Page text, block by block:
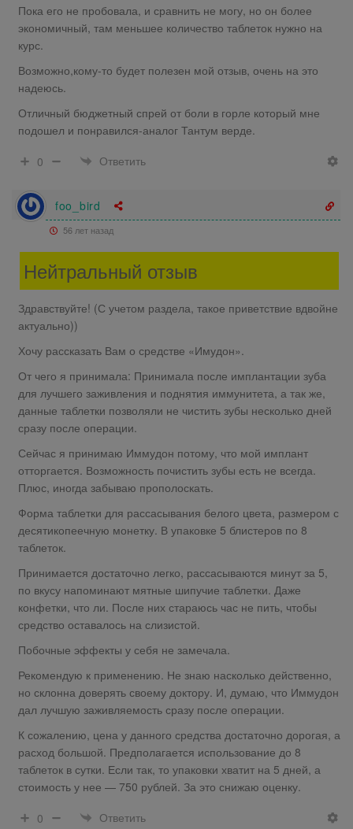
Пока его не пробовала, и сравнить не могу, но он более
экономичный, там меньшее количество таблеток нужно на
курс.
Возможно,кому-то будет полезен мой отзыв, очень на это
надеюсь.
Отличный бюджетный спрей от боли в горле который мне
подошел и понравился-аналог Тантум верде.
0
Ответить
foo_bird
56 лет назад
Нейтральный отзыв
Здравствуйте! (С учетом раздела, такое приветствие вдвойне
актуально))
Хочу рассказать Вам о средстве «Имудон».
От чего я принимала: Принимала после имплантации зуба
для лучшего заживления и поднятия иммунитета, а так же,
данные таблетки позволяли не чистить зубы несколько дней
сразу после операции.
Сейчас я принимаю Иммудон потому, что мой имплант
отторгается. Возможность почистить зубы есть не всегда.
Плюс, иногда забываю прополоскать.
Форма таблетки для рассасывания белого цвета, размером с
десятикопеечную монетку. В упаковке 5 блистеров по 8
таблеток.
Принимается достаточно легко, рассасываются минут за 5,
по вкусу напоминают мятные шипучие таблетки. Даже
конфетки, что ли. После них стараюсь час не пить, чтобы
средство оставалось на слизистой.
Побочные эффекты у себя не замечала.
Рекомендую к применению. Не знаю насколько действенно,
но склонна доверять своему доктору. И, думаю, что Иммудон
дал лучшую заживляемость сразу после операции.
К сожалению, цена у данного средства достаточно дорогая, а
расход большой. Предполагается использование до 8
таблеток в сутки. Если так, то упаковки хватит на 5 дней, а
стоимость у нее — 750 рублей. За это снижаю оценку.
0
Ответить